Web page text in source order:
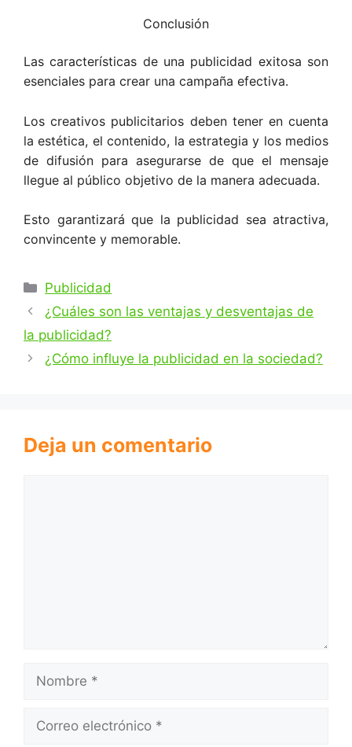
Conclusión
Las características de una publicidad exitosa son
esenciales para crear una campaña efectiva.
Los creativos publicitarios deben tener en cuenta
la estética, el contenido, la estrategia y los medios
de difusión para asegurarse de que el mensaje
llegue al público objetivo de la manera adecuada.
Esto garantizará que la publicidad sea atractiva,
convincente y memorable.
Categorías
Publicidad
¿Cuáles son las ventajas y desventajas de
la publicidad?
¿Cómo influye la publicidad en la sociedad?
Deja un comentario
Nombre
Correo